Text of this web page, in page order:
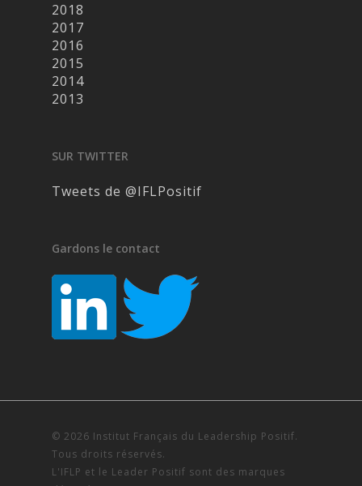
2018
2017
2016
2015
2014
2013
SUR TWITTER
Tweets de @IFLPositif
Gardons le contact
© 2026 Institut Français du Leadership Positif.
Tous droits réservés.
L'IFLP et le Leader Positif sont des marques